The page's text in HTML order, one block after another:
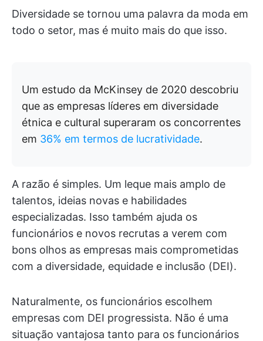
Diversidade se tornou uma palavra da moda em
todo o setor, mas é muito mais do que isso.
Um estudo da McKinsey de 2020 descobriu
que as empresas líderes em diversidade
étnica e cultural superaram os concorrentes
em 36% em termos de lucratividade.
A razão é simples. Um leque mais amplo de
talentos, ideias novas e habilidades
especializadas. Isso também ajuda os
funcionários e novos recrutas a verem com
bons olhos as empresas mais comprometidas
com a diversidade, equidade e inclusão (DEI).
Naturalmente, os funcionários escolhem
empresas com DEI progressista. Não é uma
situação vantajosa tanto para os funcionários